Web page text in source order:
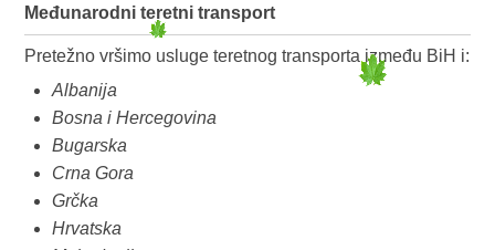
Međunarodni teretni transport
Pretežno vršimo usluge teretnog transporta između BiH i:
Albanija
Bosna i Hercegovina
Bugarska
Crna Gora
Grčka
Hrvatska